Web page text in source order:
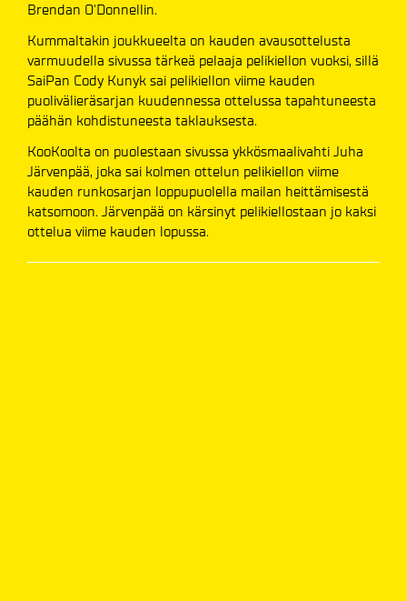
Brendan O'Donnellin.
Kummaltakin joukkueelta on kauden avausottelusta
varmuudella sivussa tärkeä pelaaja pelikiellon vuoksi, sillä
SaiPan Cody Kunyk sai pelikiellon viime kauden
puolivälieräsarjan kuudennessa ottelussa tapahtuneesta
päähän kohdistuneesta taklauksesta.
KooKoolta on puolestaan sivussa ykkösmaalivahti Juha
Järvenpää, joka sai kolmen ottelun pelikiellon viime
kauden runkosarjan loppupuolella mailan heittämisestä
katsomoon. Järvenpää on kärsinyt pelikiellostaan jo kaksi
ottelua viime kauden lopussa.